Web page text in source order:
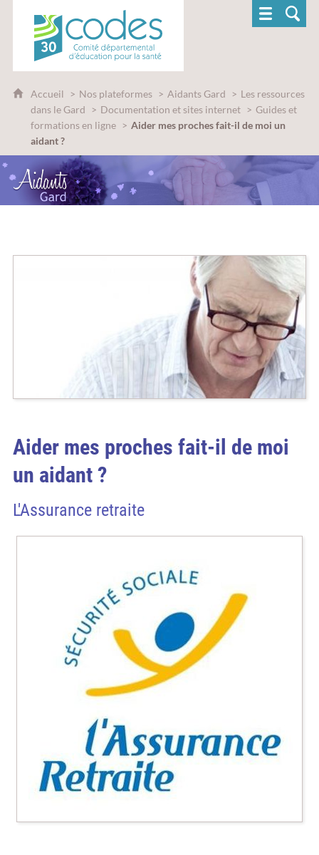
CoDES 30 - Comité départemental
Accueil Nos plateformes Aidants Gard
Les ressources
dans le Gard
Documentation et sites internet
Guides et
formations en ligne
Aider mes proches fait-il de moi un
aidant ?
Aider mes proches fait-il de moi
un aidant ?
L'Assurance retraite